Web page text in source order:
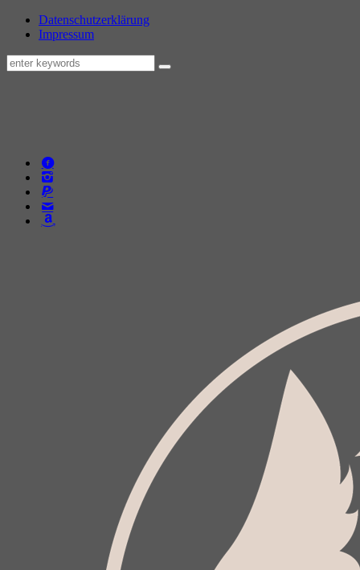
Datenschutzerklärung
Impressum